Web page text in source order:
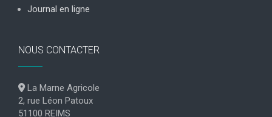
Journal en ligne
NOUS CONTACTER
La Marne Agricole
2, rue Léon Patoux
51100 REIMS